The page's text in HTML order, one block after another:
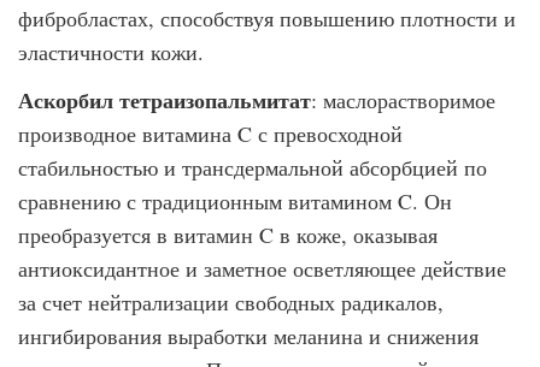
фибробластах, способствуя повышению плотности и
эластичности кожи.
Аскорбил тетраизопальмитат: маслорастворимое
производное витамина C с превосходной
стабильностью и трансдермальной абсорбцией по
сравнению с традиционным витамином C. Он
преобразуется в витамин C в коже, оказывая
антиоксидантное и заметное осветляющее действие
за счет нейтрализации свободных радикалов,
ингибирования выработки меланина и снижения